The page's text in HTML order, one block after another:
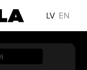
LV EN